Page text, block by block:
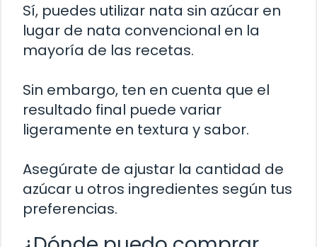
Sí, puedes utilizar nata sin azúcar en
lugar de nata convencional en la
mayoría de las recetas.
Sin embargo, ten en cuenta que el
resultado final puede variar
ligeramente en textura y sabor.
Asegúrate de ajustar la cantidad de
azúcar u otros ingredientes según tus
preferencias.